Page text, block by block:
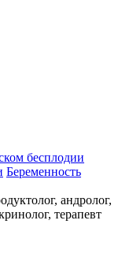
бесплодии
Беременность
андролог,
терапевт